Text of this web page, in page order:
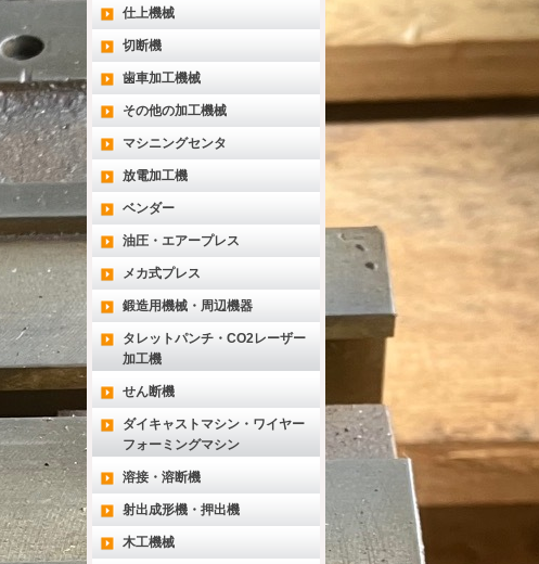
仕上機械
切断機
歯車加工機械
その他の加工機械
マシニングセンタ
放電加工機
ベンダー
油圧・エアープレス
メカ式プレス
鍛造用機械・周辺機器
タレットパンチ・CO2レーザー
加工機
せん断機
ダイキャストマシン・ワイヤー
フォーミングマシン
溶接・溶断機
射出成形機・押出機
木工機械